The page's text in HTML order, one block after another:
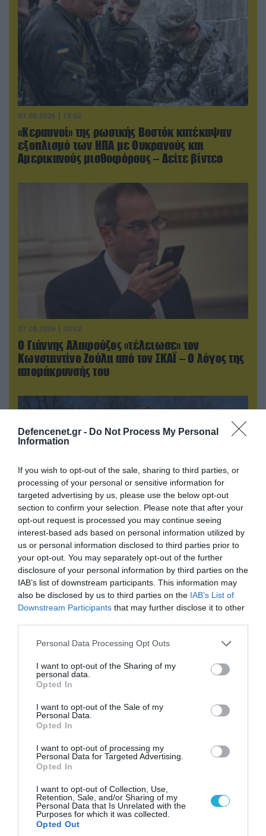
Defencenet.gr - Do Not Process My Personal
Information
If you wish to opt-out of the sale, sharing to third parties, or
processing of your personal or sensitive information for
targeted advertising by us, please use the below opt-out
section to confirm your selection. Please note that after your
opt-out request is processed you may continue seeing
interest-based ads based on personal information utilized by
us or personal information disclosed to third parties prior to
your opt-out. You may separately opt-out of the further
disclosure of your personal information by third parties on the
IAB’s list of downstream participants. This information may
also be disclosed by us to third parties on the IAB’s List of
Downstream Participants that may further disclose it to other
Please note that this website/app uses one or more Google
not limited to your visit or usage behaviour. You may click to
grant or deny consent to Google and its third-party tags to
use your data for below specified purposes in below Google
consent section.
Personal Data Processing Opt Outs
I want to opt-out of the Sharing of my
personal data.
Opted In
I want to opt-out of the Sale of my
Personal Data.
Opted In
I want to opt-out of processing my
Personal Data for Targeted Advertising.
Opted In
I want to opt-out of Collection, Use,
Retention, Sale, and/or Sharing of my
Personal Data that Is Unrelated with the
Purposes for which it was collected.
Opted Out
07.08.2026 | 18:02
«Κεραυνοί» της ρωσικής Βοστόκ κατέκαψαν
εξοπλισμό των ΗΠΑ με Ουκρανούς και
Αμερικανούς μισθοφόρους – Δείτε βίντεο
07.08.2026 | 20:02
Ο Γιάννης Αλαφούζος «τέλειωσε» τον
Κωνσταντίνο Ζούλα από τον ΣΚΑΪ – Ο λόγος της
απομάκρυνσής του
07.08.2026 | 19:02
Απετράπη το εγχείρημα Ουκρανών για
αντεπίθεση στο Κολομίγτσι: Δείτε το πριν & το
μετά της προσπάθειάς τους (βίντεο)
08.08.2026 | 09:02
«Η απόλυτη τραγωδία»: Η «αιχμηρή» ανάρτηση
του Αρκά για τα τατουάζ (φωτο)